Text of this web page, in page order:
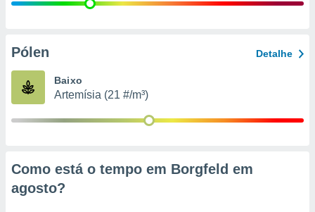
e
de
Pólen Detalhe
Baixo
Artemísia (21 #/m³)
Como está o tempo em Borgfeld em
agosto?